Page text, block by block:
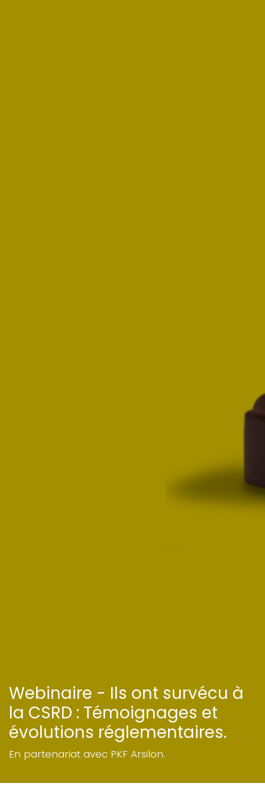
Webinaire - Ils ont survécu à
la CSRD : Témoignages et
évolutions réglementaires.
En partenariat avec PKF Arsilon.